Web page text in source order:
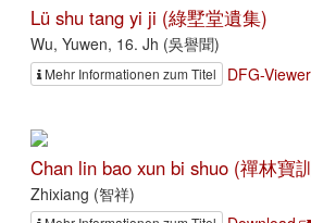
Lü shu tang yi ji (綠墅堂遺集)
Wu, Yuwen, 16. Jh (吳譽聞)
Mehr Informationen zum Titel DFG-Viewer
Chan lin bao xun bi shuo (禪林寶
Zhixiang (智祥)